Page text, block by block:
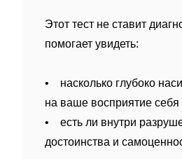
Этот тест не ставит
помогает увидеть:
• насколько глубоко
на ваше восприятие себя
• есть ли внутри
достоинства и